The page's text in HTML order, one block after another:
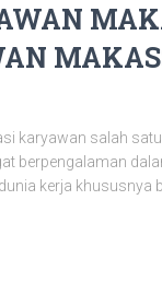
karyawan salah
berpengalaman
kerja khususnya